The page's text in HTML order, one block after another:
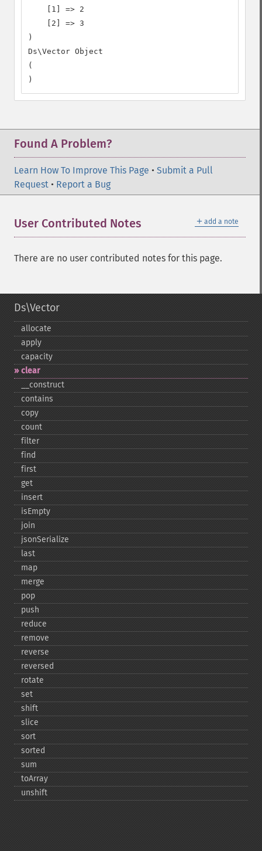
    [1] => 2
    [2] => 3
)
Ds\Vector Object
(
)
Found A Problem?
Learn How To Improve This Page • Submit a Pull
Request • Report a Bug
＋ add a note
User Contributed Notes
There are no user contributed notes for this page.
Ds\Vector
allocate
apply
capacity
clear
_​_​construct
contains
copy
count
filter
find
first
get
insert
isEmpty
join
jsonSerialize
last
map
merge
pop
push
reduce
remove
reverse
reversed
rotate
set
shift
slice
sort
sorted
sum
toArray
unshift